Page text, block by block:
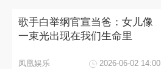
歌手白举纲官宣当爸：女儿像
一束光出现在我们生命里
凤凰娱乐 2026-06-02 14:00